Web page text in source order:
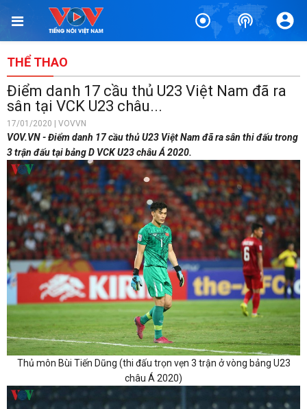
THỂ THAO
Điểm danh 17 cầu thủ U23 Việt Nam đã ra
sân tại VCK U23 châu...
17/01/2020 | VOVVN
VOV.VN - Điểm danh 17 cầu thủ U23 Việt Nam đã ra sân thi đấu trong
3 trận đấu tại bảng D VCK U23 châu Á 2020.
Thủ môn Bùi Tiến Dũng (thi đấu trọn vẹn 3 trận ở vòng bảng U23
châu Á 2020)